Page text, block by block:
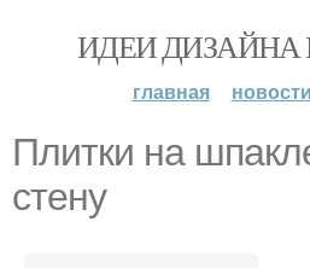
ИДЕИ ДИЗАЙНА
главная новости
Плитки на
стену